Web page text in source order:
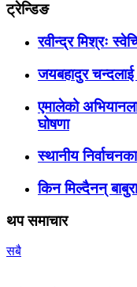
ट्रेन्डिङ
रवीन्द्र मिश्रः
जयबहादुर
एमालेको
घोषणा
स्थानीय
किन मिल्दैनन्
थप समाचार
सबै